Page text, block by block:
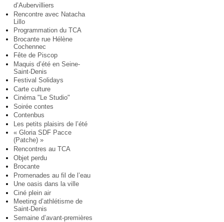
d’Aubervilliers
Rencontre avec Natacha
Lillo
Programmation du TCA
Brocante rue Hélène
Cochennec
Fête de Piscop
Maquis d’été en Seine-
Saint-Denis
Festival Solidays
Carte culture
Cinéma "Le Studio"
Soirée contes
Contenbus
Les petits plaisirs de l’été
« Gloria SDF Pacce
(Patche) »
Rencontres au TCA
Objet perdu
Brocante
Promenades au fil de l’eau
Une oasis dans la ville
Ciné plein air
Meeting d’athlétisme de
Saint-Denis
Semaine d’avant-premières